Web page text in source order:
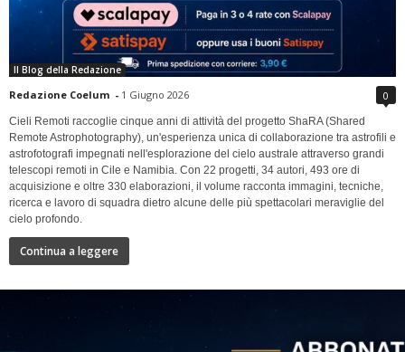
Il Blog della Redazione
Redazione Coelum - 1 Giugno 2026 0
Cieli Remoti raccoglie cinque anni di attività del progetto ShaRA (Shared
Remote Astrophotography), un'esperienza unica di collaborazione tra astrofili e
astrofotografi impegnati nell'esplorazione del cielo australe attraverso grandi
telescopi remoti in Cile e Namibia. Con 22 progetti, 34 autori, 493 ore di
acquisizione e oltre 330 elaborazioni, il volume racconta immagini, tecniche,
ricerca e lavoro di squadra dietro alcune delle più spettacolari meraviglie del
cielo profondo.
Continua a leggere